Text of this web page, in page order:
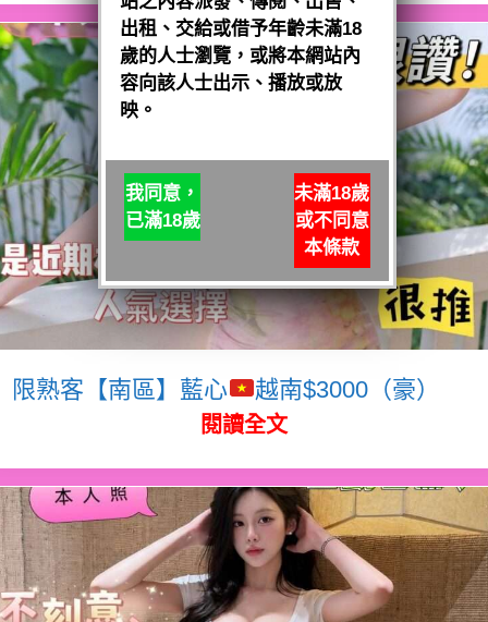
限熟客【南區】藍心 越南$3000（豪）
閱讀全文
出租、交給或借予年齡未滿18
歲的人士瀏覽，或將本網站內
容向該人士出示、播放或放
映。
我同意，
已滿18歲
未滿18歲
或不同意
本條款